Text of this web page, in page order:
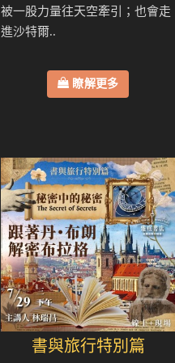
被一股力量往天空牽引；也會走
進沙特爾..
瞭解更多
書與旅行特別篇